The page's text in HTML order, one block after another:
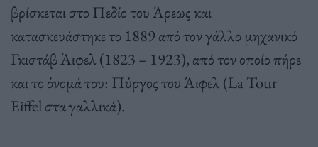
βρίσκεται στο Πεδίο του Άρεως και
κατασκευάστηκε το 1889 από τον γάλλο μηχανικό
Γκιστάβ Άιφελ (1823 – 1923), από τον οποίο πήρε
και το όνομά του: Πύργος του Άιφελ (La Tour
Eiffel στα γαλλικά).